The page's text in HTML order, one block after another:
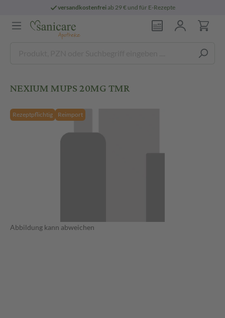
versandkostenfreiab 29 € und für E-Rezepte
NEXIUM MUPS 20MG TMR
Rezeptpflichtig Reimport
Abbildung kann abweichen